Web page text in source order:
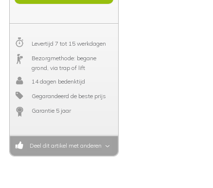
Levertijd 7 tot 15 werkdagen
Bezorgmethode: begane
grond, via trap of lift
14 dagen bedenktijd
Gegarandeerd de beste prijs
Garantie 5 jaar
Deel dit artikel met anderen